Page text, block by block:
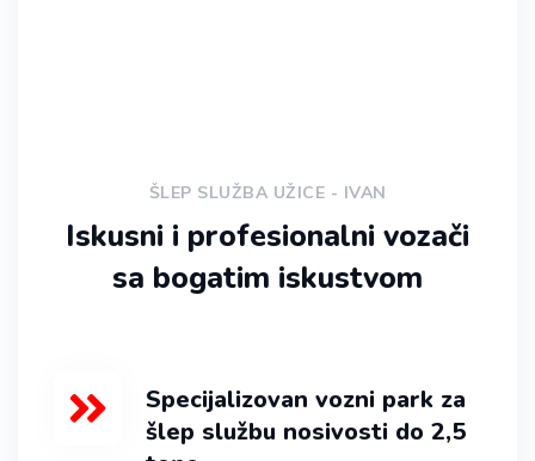
ŠLEP SLUŽBA UŽICE - IVAN
Iskusni i profesionalni vozači
sa bogatim iskustvom
Specijalizovan vozni park za
šlep službu nosivosti do 2,5